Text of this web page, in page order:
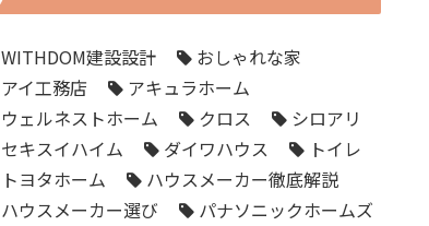
WITHDOM建設設計
おしゃれな家
アイ工務店
アキュラホーム
ウェルネストホーム
クロス
シロアリ
セキスイハイム
ダイワハウス
トイレ
トヨタホーム
ハウスメーカー徹底解説
ハウスメーカー選び
パナソニックホームズ